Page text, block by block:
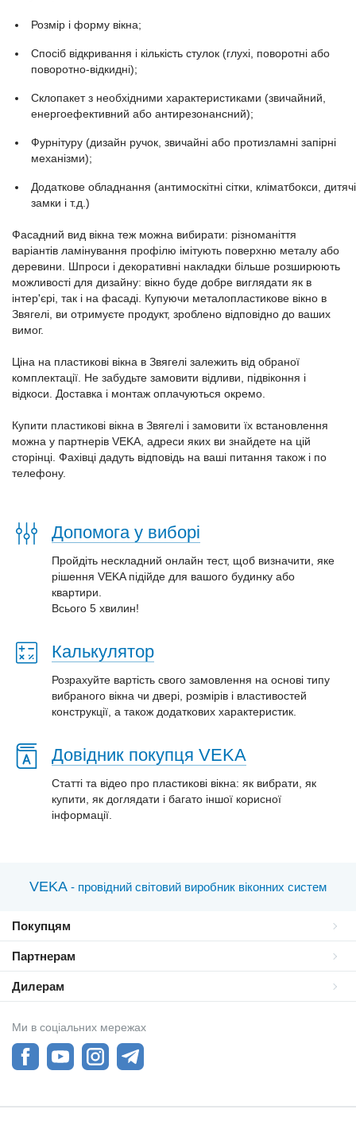
Розмір і форму вікна;
Спосіб відкривання і кількість стулок (глухі, поворотні або
поворотно-відкидні);
Склопакет з необхідними характеристиками (звичайний,
енергоефективний або антирезонансний);
Фурнітуру (дизайн ручок, звичайні або протизламні запірні
механізми);
Додаткове обладнання (антимоскітні сітки, кліматбокси, дитячі
замки і т.д.)
Фасадний вид вікна теж можна вибирати: різноманіття
варіантів ламінування профілю імітують поверхню металу або
деревини. Шпроси і декоративні накладки більше розширюють
можливості для дизайну: вікно буде добре виглядати як в
інтер'єрі, так і на фасаді. Купуючи металопластикове вікно в
Звягелі, ви отримуєте продукт, зроблено відповідно до ваших
вимог.
Ціна на пластикові вікна в Звягелі залежить від обраної
комплектації. Не забудьте замовити відливи, підвіконня і
відкоси. Доставка і монтаж оплачуються окремо.
Купити пластикові вікна в Звягелі і замовити їх встановлення
можна у партнерів VEKA, адреси яких ви знайдете на цій
сторінці. Фахівці дадуть відповідь на ваші питання також і по
телефону.
Допомога у виборі
Пройдіть нескладний онлайн тест, щоб визначити, яке
рішення VEKA підійде для вашого будинку або
квартири.
Всього 5 хвилин!
Калькулятор
Розрахуйте вартість свого замовлення на основі типу
вибраного вікна чи двері, розмірів і властивостей
конструкції, а також додаткових характеристик.
Довідник покупця VEKA
Статті та відео про пластиковi вікна: як вибрати, як
купити, як доглядати і багато іншої корисної
інформації.
VEKA - провідний світовий виробник віконних систем
Покупцям
Партнерам
Дилерам
Ми в соціальних мережах